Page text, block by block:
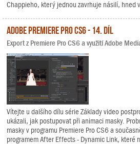
Chappieho, který jednou zavrhuje násilí, hned
Adobe Premiere Pro CS6 - 14. díl
Export z Premiere Pro CS6 a využití Adobe
Vítejte u dalšího dílu série Základy video
ukázali, jak postupovat při animaci masky.
masky v programu Premiere Pro CS6 a
programem After Effects - Dynamic Link, které